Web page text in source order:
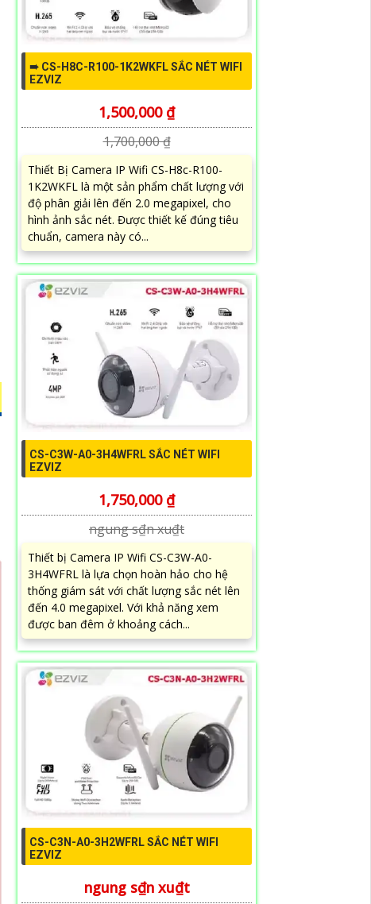
➠ CS-H8C-R100-1K2WKFL SẮC NÉT WIFI
EZVIZ
1,500,000 ₫
1,700,000 ₫
Thiết Bị Camera IP Wifi CS-H8c-R100-
1K2WKFL là một sản phẩm chất lượng với
độ phân giải lên đến 2.0 megapixel, cho
hình ảnh sắc nét. Được thiết kế đúng tiêu
chuẩn, camera này có...
CS-C3W-A0-3H4WFRL SẮC NÉT WIFI
EZVIZ
1,750,000 ₫
ngung s₫n xu₫t
Thiết bị Camera IP Wifi CS-C3W-A0-
3H4WFRL là lựa chọn hoàn hảo cho hệ
thống giám sát với chất lượng sắc nét lên
đến 4.0 megapixel. Với khả năng xem
được ban đêm ở khoảng cách...
CS-C3N-A0-3H2WFRL SẮC NÉT WIFI
EZVIZ
ngung s₫n xu₫t